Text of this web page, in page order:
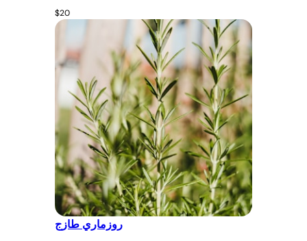
$20
روزماري طازج